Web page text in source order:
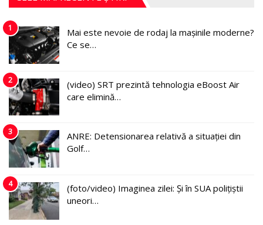
1
Mai este nevoie de rodaj la mașinile moderne?
Ce se…
2
(video) SRT prezintă tehnologia eBoost Air
care elimină…
3
ANRE: Detensionarea relativă a situației din
Golf…
4
(foto/video) Imaginea zilei: Și în SUA polițiștii
uneori…